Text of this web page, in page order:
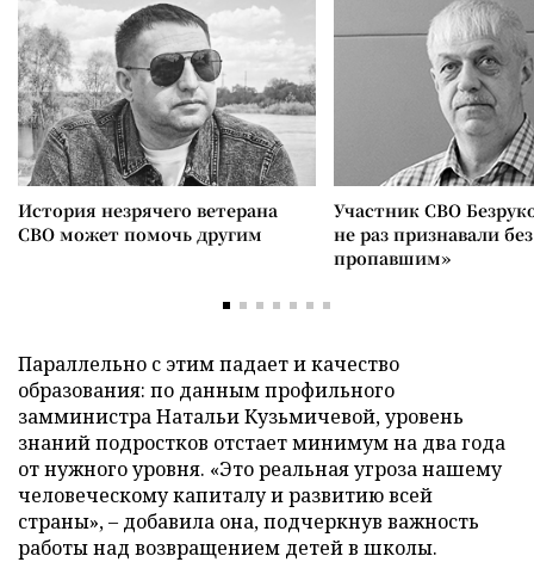
История незрячего ветерана
СВО может помочь другим
Участник СВО
не раз признавали
пропавшим»
Параллельно с этим падает и качество
образования: по данным профильного
замминистра Натальи Кузьмичевой, уровень
знаний подростков отстает минимум на два года
от нужного уровня. «Это реальная угроза нашему
человеческому капиталу и развитию всей
страны», – добавила она, подчеркнув важность
работы над возвращением детей в школы.